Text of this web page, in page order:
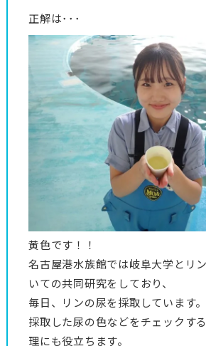
正解は･･･
黄色です！！
名古屋港水族館では岐阜大学とリ
いての共同研究をしており、
毎日、リンの尿を採取しています。
採取した尿の色などをチェックす
理にも役立ちます。